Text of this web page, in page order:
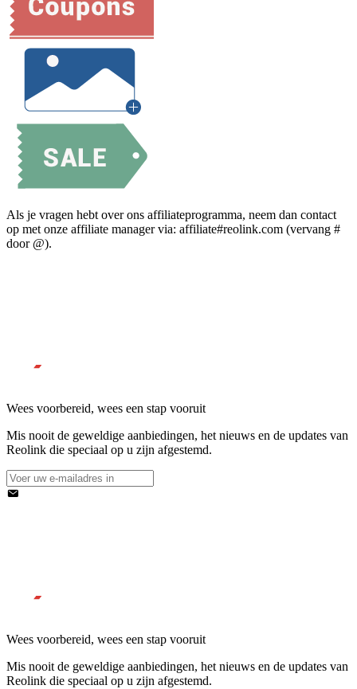
Als je vragen hebt over ons affiliateprogramma, neem dan contact
op met onze affiliate manager via: affiliate#reolink.com (vervang #
door @).
Wees voorbereid, wees een stap vooruit
Mis nooit de geweldige aanbiedingen, het nieuws en de updates van
Reolink die speciaal op u zijn afgestemd.
Wees voorbereid, wees een stap vooruit
Mis nooit de geweldige aanbiedingen, het nieuws en de updates van
Reolink die speciaal op u zijn afgestemd.